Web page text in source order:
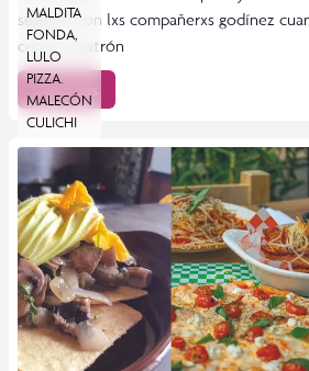
seguirla con lxs compañerxs godínez
cena) el patrón
Leer más
MALDITA
FONDA,
LULO
PIZZA.
MALECÓN
CULICHI